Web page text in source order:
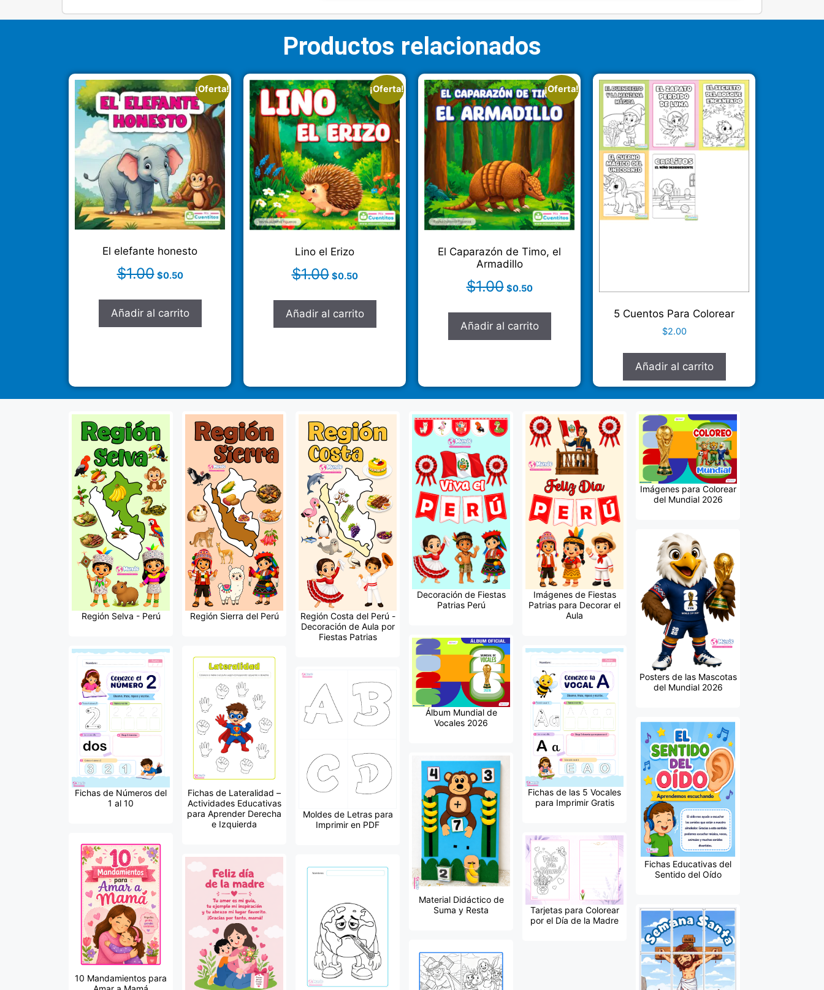
Productos relacionados
¡Oferta!
El elefante honesto
$1.00 $0.50
Añadir al carrito
¡Oferta!
Lino el Erizo
$1.00 $0.50
Añadir al carrito
¡Oferta!
El Caparazón de Timo, el
Armadillo
$1.00 $0.50
Añadir al carrito
5 Cuentos Para Colorear
$2.00
Añadir al carrito
Región Selva - Perú Región Sierra del Perú
Región Costa del Perú -
Decoración de Aula por
Fiestas Patrias
Decoración de Fiestas
Patrias Perú
Imágenes de Fiestas
Patrias para Decorar el
Aula
Imágenes para Colorear
del Mundial 2026
Posters de las Mascotas
del Mundial 2026
Álbum Mundial de
Vocales 2026
Fichas de las 5 Vocales
para Imprimir Gratis
Fichas de Números del
1 al 10
Fichas de Lateralidad –
Actividades Educativas
para Aprender Derecha
e Izquierda
Moldes de Letras para
Imprimir en PDF
Fichas Educativas del
Sentido del Oído
Material Didáctico de
Suma y Resta
Tarjetas para Colorear
por el Día de la Madre
10 Mandamientos para